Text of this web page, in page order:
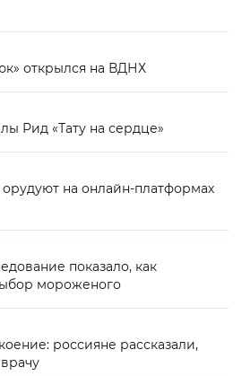
открылся на ВДНХ
Рид «Тату на сердце»
на онлайн-платформах
показало, как
мороженого
россияне рассказали,